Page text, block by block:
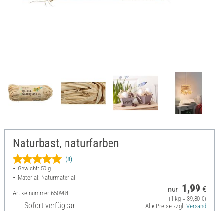
Naturbast, naturfarben
(8)
Gewicht: 50 g
Material: Naturmaterial
Artikelnummer 650984
Sofort verfügbar
nur 1,99 €
(1 kg = 39,80 €)
Alle Preise zzgl. Versand